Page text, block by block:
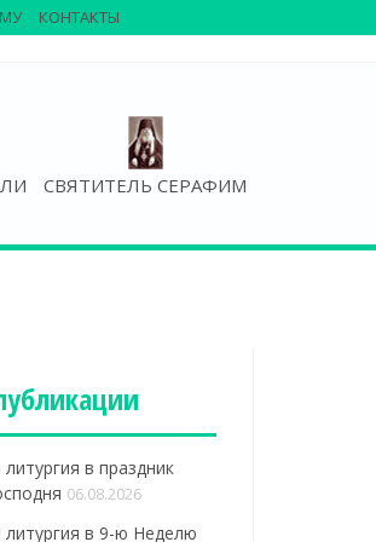
СВЯТИТЕЛЬ СЕРАФИМ
КОНТАКТЫ
в праздник
06.08.2026
в 9-ю Неделю